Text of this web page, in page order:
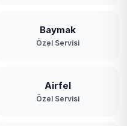
Baymak
Özel Servisi
Airfel
Özel Servisi